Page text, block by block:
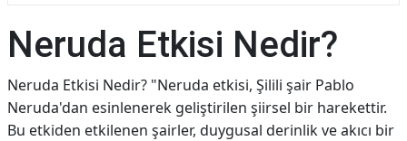
BLOG
BİLGİLER
Neruda Etkisi Nedir?
Neruda Etkisi Nedir? "Neruda etkisi, Şilili şair Pablo
Neruda'dan esinlenerek geliştirilen şiirsel bir harekettir.
Bu etkiden etkilenen şairler, duygusal derinlik ve akıcı bir